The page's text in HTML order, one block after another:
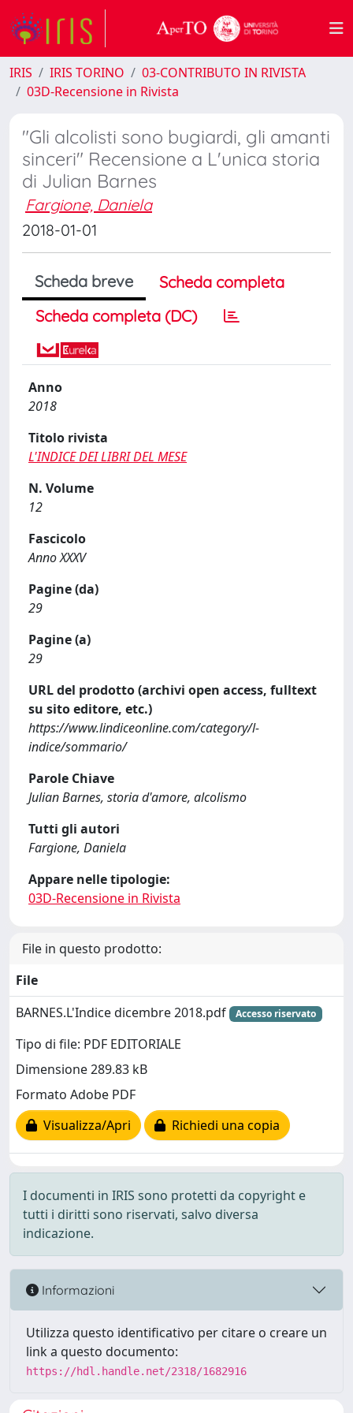
IRIS IRIS TORINO
03-CONTRIBUTO IN RIVISTA
03D-Recensione in Rivista
"Gli alcolisti sono bugiardi, gli amanti
sinceri" Recensione a L'unica storia
di Julian Barnes
Fargione, Daniela
2018-01-01
Scheda breve
Scheda completa
Scheda completa (DC)
Anno
2018
Titolo rivista
L'INDICE DEI LIBRI DEL MESE
N. Volume
12
Fascicolo
Anno XXXV
Pagine (da)
29
Pagine (a)
29
URL del prodotto (archivi open access, fulltext
su sito editore, etc.)
https://www.lindiceonline.com/category/l-
indice/sommario/
Parole Chiave
Julian Barnes, storia d'amore, alcolismo
Tutti gli autori
Fargione, Daniela
Appare nelle tipologie:
03D-Recensione in Rivista
File in questo prodotto:
File
BARNES.L'Indice dicembre 2018.pdf
Accesso riservato
Tipo di file: PDF EDITORIALE
Dimensione 289.83 kB
Formato Adobe PDF
Visualizza/Apri
Richiedi una copia
I documenti in IRIS sono protetti da copyright e
tutti i diritti sono riservati, salvo diversa
indicazione.
Informazioni
Utilizza questo identificativo per citare o creare un
link a questo documento:
https://hdl.handle.net/2318/1682916